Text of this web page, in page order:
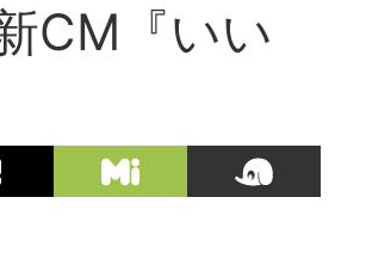
CM『いい